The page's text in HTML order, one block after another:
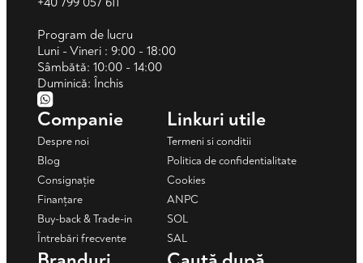
Program de lucru
Luni - Vineri : 9:00 - 18:00
Sâmbătă: 10:00 - 14:00
Duminică: Închis
Companie
Despre noi
Blog
Consignație
Finanțare
Buy-back & Trade-in
Întrebări frecvente
Linkuri utile
Termeni si conditii
Politica de confidentialitate
Cookies
ANPC
SOL
SAL